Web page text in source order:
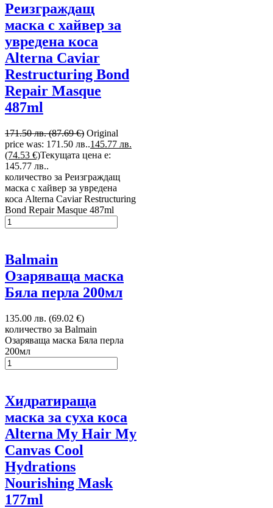
Реизграждащ
маска с хайвер за
увредена коса
Alterna Caviar
Restructuring Bond
Repair Masque
487ml
171.50 лв. (87.69 €) Original
price was: 171.50 лв..145.77 лв.
(74.53 €)Текущата цена е:
145.77 лв..
количество за Реизграждащ
маска с хайвер за увредена
коса Alterna Caviar Restructuring
Bond Repair Masque 487ml
Balmain
Озаряваща маска
Бяла перла 200мл
135.00 лв. (69.02 €)
количество за Balmain
Озаряваща маска Бяла перла
200мл
Хидратираща
маска за суха коса
Alterna My Hair My
Canvas Cool
Hydrations
Nourishing Mask
177ml